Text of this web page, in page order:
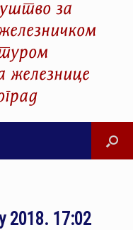
за
железнице
2018. 17:02